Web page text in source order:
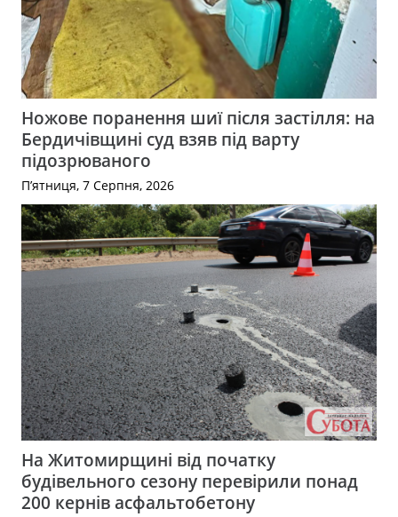
Ножове поранення шиї після застілля: на
Бердичівщині суд взяв під варту
підозрюваного
П’ятниця, 7 Серпня, 2026
На Житомирщині від початку
будівельного сезону перевірили понад
200 кернів асфальтобетону